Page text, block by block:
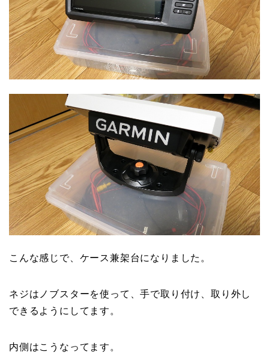
こんな感じで、ケース兼架台になりました。
ネジはノブスターを使って、手で取り付け、取り外し
できるようにしてます。
内側はこうなってます。